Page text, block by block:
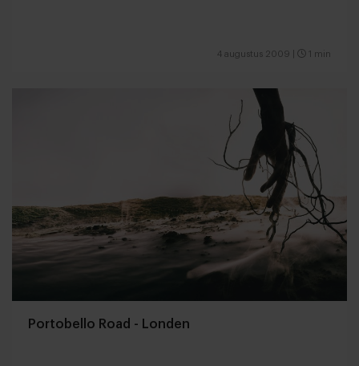
4 augustus 2009 1 min
Portobello Road - Londen